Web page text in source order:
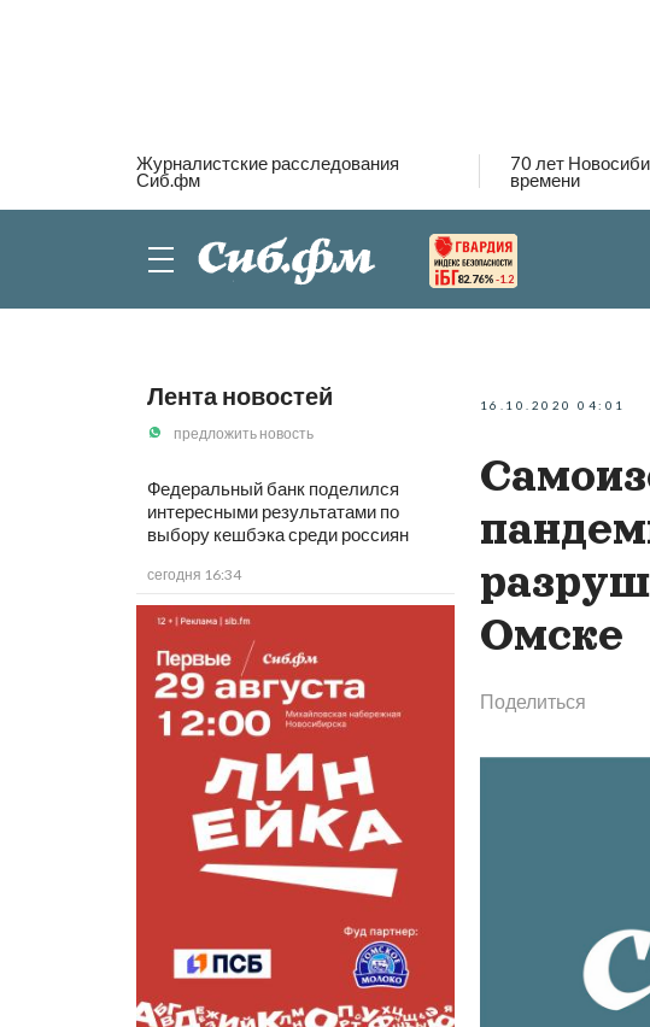
Журналистские расследования
Сиб.фм
70 лет
времени
82.76% -1.2
Лента новостей
предложить новость
Федеральный банк поделился
интересными результатами по
выбору кешбэка среди россиян
сегодня 16:34
16.10.2020 04:01
Омске
Поделиться